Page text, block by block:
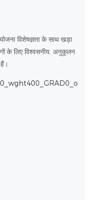
विशेषज्ञता के साथ खड़ा
के लिए विश्वसनीय, अनुकूलन